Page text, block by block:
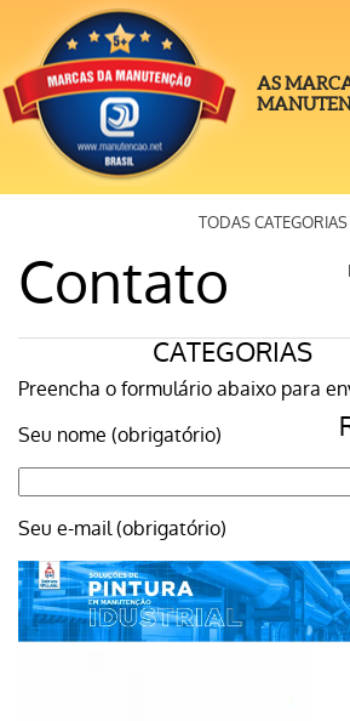
AS
TODAS CATEGORIAS
CATEGORIAS
Contato
Preencha o formulário abaixo para
Seu nome (obrigatório)
Seu e-mail (obrigatório)